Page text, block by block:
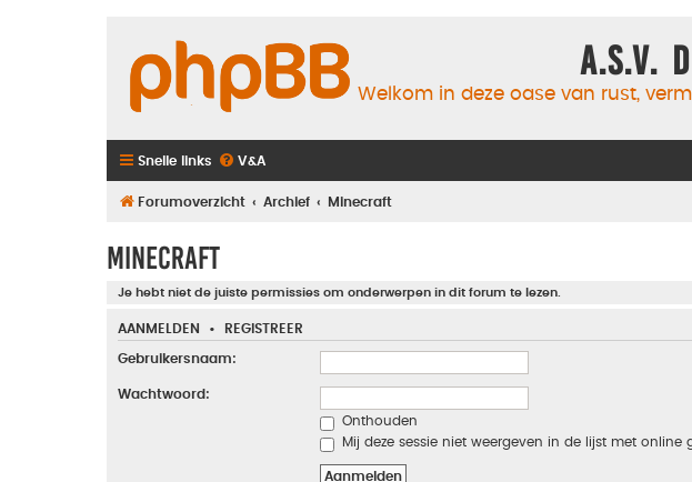
A.S.V.
Welkom in deze oase van rust,
Snelle links V&A
Forumoverzicht Archief Minecraft
Minecraft
Je hebt niet de juiste permissies om onderwerpen in dit forum te lezen.
AANMELDEN • REGISTREER
Gebruikersnaam:
Wachtwoord:
Onthouden
Mij deze sessie niet weergeven in de lijst met online